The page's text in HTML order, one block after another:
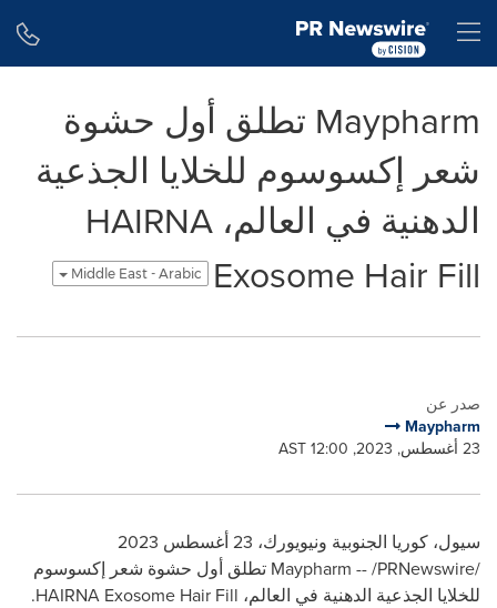
Maypharm تطلق أول حشوة
شعر إكسوسوم للخلايا الجذعية
الدهنية في العالم، HAIRNA
Exosome Hair Fill
Middle East - Arabic
صدر عن
Maypharm
23 أغسطس, 2023, 12:00 AST
سيول، كوريا الجنوبية ونيويورك، 23 أغسطس 2023
/PRNewswire/ --
Maypharm تطلق أول حشوة شعر إكسوسوم
للخلايا الجذعية الدهنية في العالم، HAIRNA Exosome Hair Fill
.